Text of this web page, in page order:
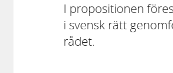
I propositionen
i svensk rätt
rådet.